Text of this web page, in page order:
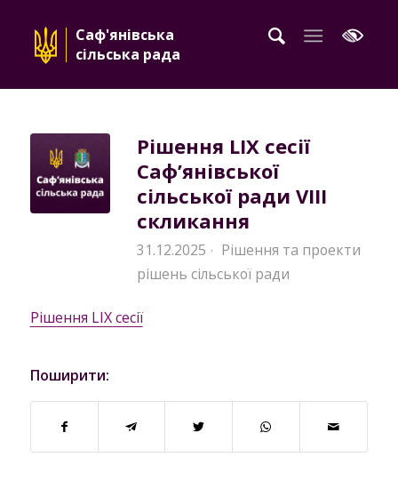
Саф'янівська
сільська рада
Рішення LIX сесії
Саф’янівської
сільської ради VIII
скликання
31.12.2025 · Рішення та проекти
рішень сільської ради
Рішення LIX сесії
Поширити: